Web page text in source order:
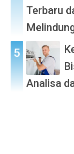
Terbaru
Analisa